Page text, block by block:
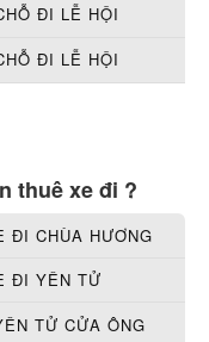
ĐI LỄ HỘI
ĐI LỄ HỘI
thuê xe đi ?
ĐI CHÙA HƯƠNG
ĐI YÊN TỬ
TỬ CỬA ÔNG